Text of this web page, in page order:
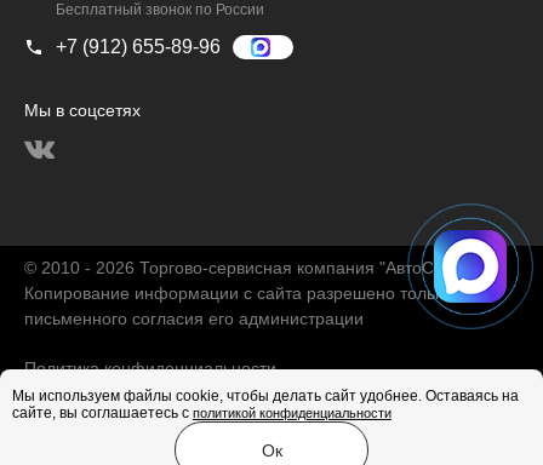
Бесплатный звонок по России
+7 (912) 655-89-96
Мы в соцсетях
© 2010 - 2026 Торгово-сервисная компания "АвтоChina"
Копирование информации с сайта разрешено только с
письменного согласия его администрации
Политика конфиденциальности
Продвижение сайта
Мы используем файлы cookie, чтобы делать сайт удобнее. Оставаясь на
сайте, вы соглашаетесь с политикой конфиденциальности
Ок